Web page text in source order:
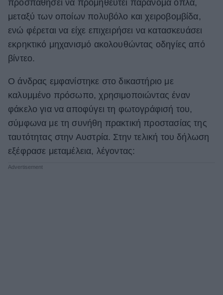
προσπαθήσει να προμηθευτεί παράνομα όπλα,
μεταξύ των οποίων πολυβόλο και χειροβομβίδα,
ενώ φέρεται να είχε επιχειρήσει να κατασκευάσει
εκρηκτικό μηχανισμό ακολουθώντας οδηγίες από
βίντεο.
Ο άνδρας εμφανίστηκε στο δικαστήριο με
καλυμμένο πρόσωπο, χρησιμοποιώντας έναν
φάκελο για να αποφύγει τη φωτογράφισή του,
σύμφωνα με τη συνήθη πρακτική προστασίας της
ταυτότητας στην Αυστρία. Στην τελική του δήλωση
εξέφρασε μεταμέλεια, λέγοντας: